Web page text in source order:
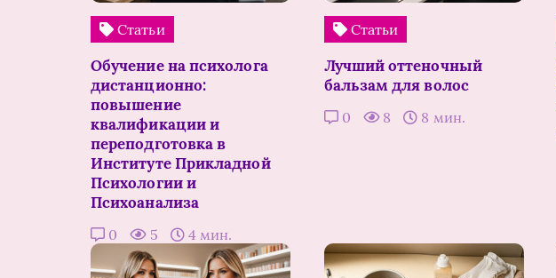
Статьи
Обучение на психолога
дистанционно:
повышение
квалификации и
переподготовка в
Институте Прикладной
Психологии и
Психоанализа
0 5 4 мин.
Статьи
Лучший оттеночный
бальзам для волос
0 8 8 мин.